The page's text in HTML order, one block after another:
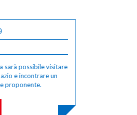
sarà possibile visitare
e incontrare un
proponente.